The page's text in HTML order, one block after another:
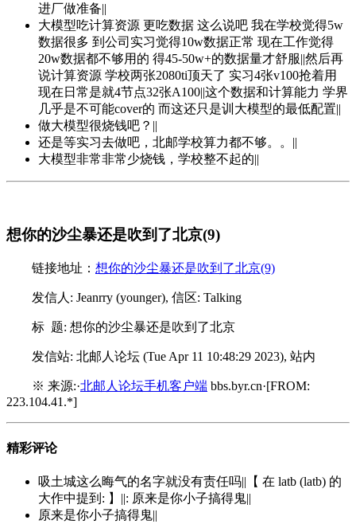
进厂做准备||
大模型吃计算资源 更吃数据 这么说吧 我在学校觉得5w
数据很多 到公司实习觉得10w数据正常 现在工作觉得
20w数据都不够用的 得45-50w+的数据量才舒服||然后再
说计算资源 学校两张2080ti顶天了 实习4张v100抢着用
现在日常是就4节点32张A100||这个数据和计算能力 学界
几乎是不可能cover的 而这还只是训大模型的最低配置||
做大模型很烧钱吧？||
还是等实习去做吧，北邮学校算力都不够。。||
大模型非常非常少烧钱，学校整不起的||
想你的沙尘暴还是吹到了北京(9)
链接地址： 想你的沙尘暴还是吹到了北京(9)
发信人: Jeanrry (younger), 信区: Talking
标 题: 想你的沙尘暴还是吹到了北京
发信站: 北邮人论坛 (Tue Apr 11 10:48:29 2023), 站内
※ 来源:·北邮人论坛手机客户端 bbs.byr.cn·[FROM:
223.104.41.*]
精彩评论
吸土城这么晦气的名字就没有责任吗||【 在 latb (latb) 的
大作中提到: 】||: 原来是你小子搞得鬼||
原来是你小子搞得鬼||